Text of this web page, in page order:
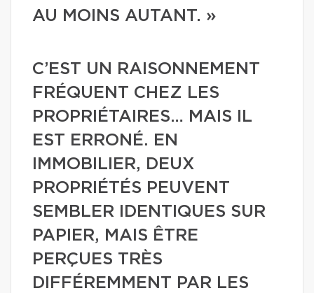
AU MOINS AUTANT. »
C’EST UN RAISONNEMENT
FRÉQUENT CHEZ LES
PROPRIÉTAIRES… MAIS IL
EST ERRONÉ. EN
IMMOBILIER, DEUX
PROPRIÉTÉS PEUVENT
SEMBLER IDENTIQUES SUR
PAPIER, MAIS ÊTRE
PERÇUES TRÈS
DIFFÉREMMENT PAR LES